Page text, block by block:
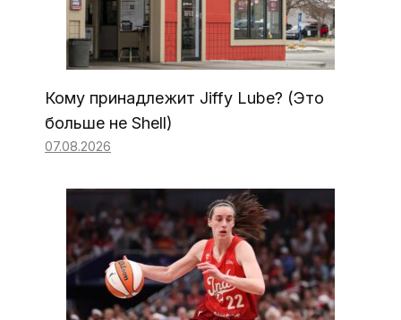
Кому принадлежит Jiffy Lube? (Это
больше не Shell)
07.08.2026